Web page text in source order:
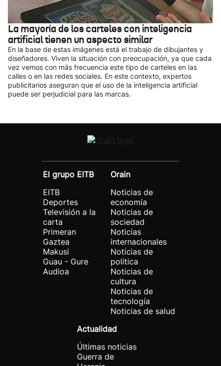
La mayoría de los carteles con inteligencia
artificial tienen un aspecto similar
En la base de estas imágenes está el trabajo de dibujantes y
diseñadores. Viven la situación con preocupación, ya que cada
vez vemos con más frecuencia este tipo de carteles en las
calles o en las redes sociales. En este contexto, expertos
publicitarios aseguran que el uso de la inteligencia artificial
puede ser perjudicial para las marcas.
El grupo EITB
EITB
Deportes
Televisión a la
carta
Primeran
Gaztea
Makusi
Guau - Gure
Audioa
Orain
Noticias de
economía
Noticias de
sociedad
Noticias
internacionales
Noticias de
política
Noticias de
cultura
Noticias de
tecnología
Noticias de salud
Actualidad
Últimas noticias
Guerra de